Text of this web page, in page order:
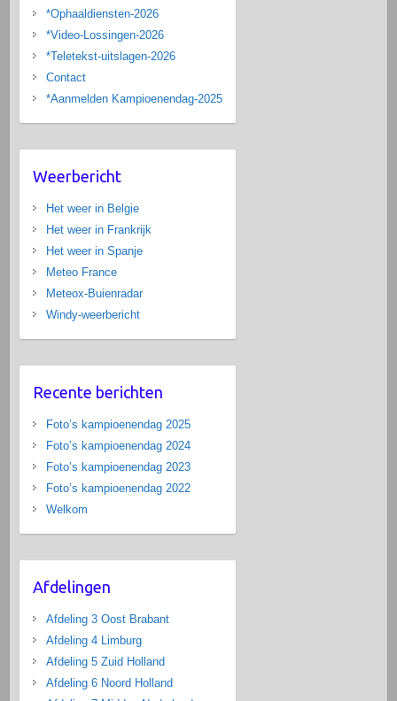
*Ophaaldiensten-2026
*Video-Lossingen-2026
*Teletekst-uitslagen-2026
Contact
*Aanmelden Kampioenendag-2025
Weerbericht
Het weer in Belgie
Het weer in Frankrijk
Het weer in Spanje
Meteo France
Meteox-Buienradar
Windy-weerbericht
Recente berichten
Foto’s kampioenendag 2025
Foto’s kampioenendag 2024
Foto’s kampioenendag 2023
Foto’s kampioenendag 2022
Welkom
Afdelingen
Afdeling 3 Oost Brabant
Afdeling 4 Limburg
Afdeling 5 Zuid Holland
Afdeling 6 Noord Holland